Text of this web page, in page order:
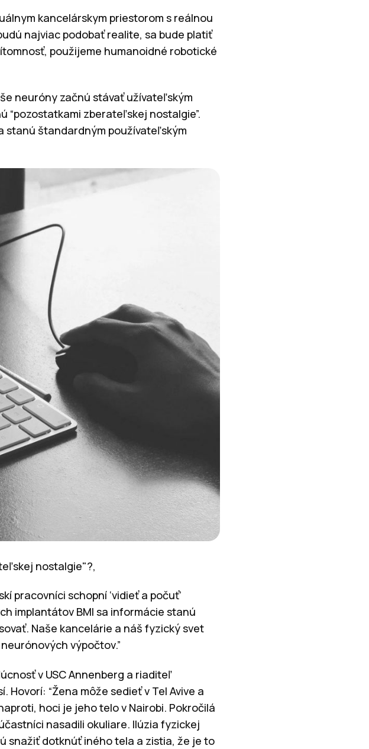
kancelárskym priestorom s reálnou
najviac podobať realite, sa bude platiť
použijeme humanoidné robotické
neuróny začnú stávať užívateľským
“pozostatkami zberateľskej nostalgie”.
stanú štandardným používateľským
nostalgie"?,
pracovníci schopní ‘vidieť a počuť’
implantátov BMI sa informácie stanú
Naše kancelárie a náš fyzický svet
výpočtov.”
v USC Annenberg a riaditeľ
Hovorí: “Žena môže sedieť v Tel Avive a
hoci je jeho telo v Nairobi. Pokročilá
nasadili okuliare. Ilúzia fyzickej
snažiť dotknúť iného tela a zistia, že je to